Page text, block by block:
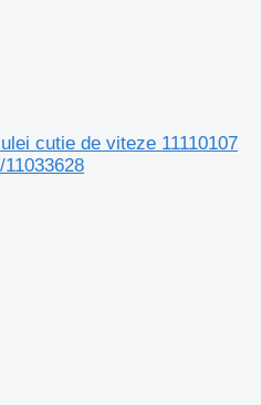
cutie de viteze 11110107